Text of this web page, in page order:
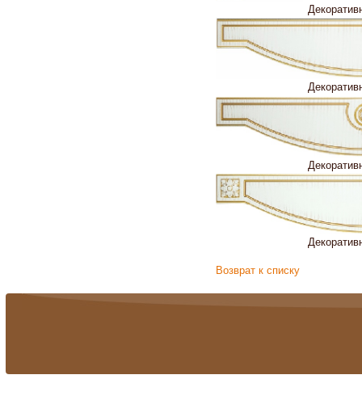
Возврат к списку